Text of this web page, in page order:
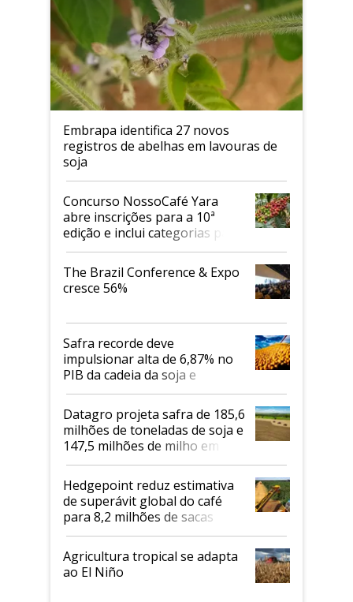
Embrapa identifica 27 novos
registros de abelhas em lavouras de
soja
Concurso NossoCafé Yara
abre inscrições para a 10ª
edição e inclui categorias para
cafés Canephora
The Brazil Conference & Expo
cresce 56%
Safra recorde deve
impulsionar alta de 6,87% no
PIB da cadeia da soja e
biodiesel em 2026
Datagro projeta safra de 185,6
milhões de toneladas de soja e
147,5 milhões de milho em
2026/27
Hedgepoint reduz estimativa
de superávit global do café
para 8,2 milhões de sacas
Agricultura tropical se adapta
ao El Niño